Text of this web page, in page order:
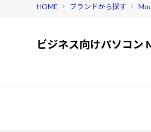
HOME ブランドから探す
ビジネス向けパソコン